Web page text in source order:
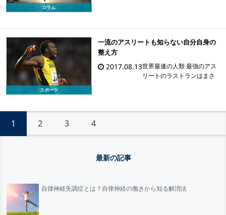
コラム
困っていたそうです。 歯が
じなのですが、頬を噛む […]
スポーツ
一流のアスリートも知らない自分自身の
整え方
2017.08.13世界最速の人類 最強のアス
リートのラストランはまさ
側にその怒りをぶつけてい
擁護する言い訳にしか聞こ
1 2 3 4
最新の記事
自律神経失調症とは？自律神経の働きから知る解消法